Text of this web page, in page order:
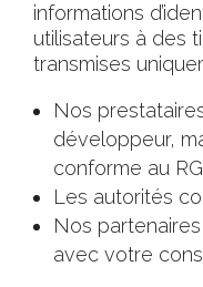
informations
utilisateurs à des
transmises
Nos
développeur,
conforme au
Les autorités
Nos
avec votre